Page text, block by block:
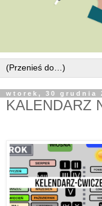
wtorek, 30 grudnia
KALENDARZ